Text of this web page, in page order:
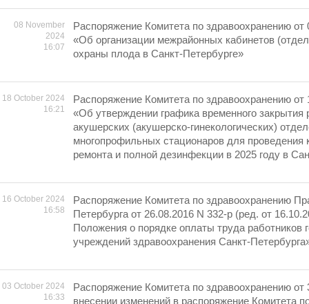
08 November
2024
16:07
Распоряжение Комитета по здравоохранению
«Об организации межрайонных кабинетов
охраны плода в Санкт-Петербурге»
18 October 2024
16:21
Распоряжение Комитета по здравоохранению
«Об утверждении графика временного
акушерских (акушерско-гинекологических)
многопрофильных стационаров для проведения
ремонта и полной дезинфекции в 2025 году в
16 October 2024
16:58
Распоряжение Комитета по здравоохранению
Петербурга от 26.08.2016 N 332-р (ред. от
Положения о порядке оплаты труда работников
учреждений здравоохранения Санкт-
03 October 2024
16:33
Распоряжение Комитета по здравоохранению
внесении изменений в распоряжение Комитета